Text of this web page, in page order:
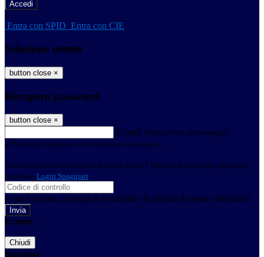
-
Entra con SPID Entra con CIE
Seleziona utente
button close ×
Recupero password
button close ×
E-mail Verrà inviato un messaggio
all'indirizzo indicato con le istruzioni necessarie.
Non hai una e-mail associata al nome utente? Effettua il reset della password
tramite la Login Spaggiari
E-mail inviata, si prega di controllare la casella di posta elettronica!
Errore
Chiudi
Successo